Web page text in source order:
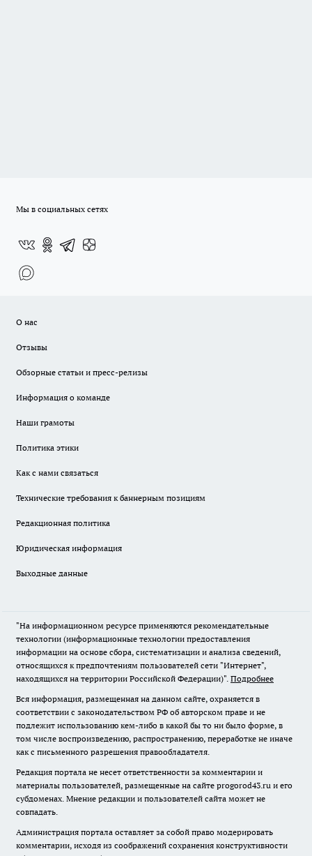
Мы в социальных сетях
О нас
Отзывы
Обзорные статьи и пресс-релизы
Информация о команде
Наши грамоты
Политика этики
Как с нами связаться
Технические требования к баннерным позициям
Редакционная политика
Юридическая информация
Выходные данные
"На информационном ресурсе применяются рекомендательные
технологии (информационные технологии предоставления
информации на основе сбора, систематизации и анализа сведений,
относящихся к предпочтениям пользователей сети "Интернет",
находящихся на территории Российской Федерации)". Подробнее
Вся информация, размещенная на данном сайте, охраняется в
соответствии с законодательством РФ об авторском праве и не
подлежит использованию кем-либо в какой бы то ни было форме, в
том числе воспроизведению, распространению, переработке не иначе
как с письменного разрешения правообладателя.
Редакция портала не несет ответственности за комментарии и
материалы пользователей, размещенные на сайте progorod43.ru и его
субдоменах. Мнение редакции и пользователей сайта может не
совпадать.
Администрация портала оставляет за собой право модерировать
комментарии, исходя из соображений сохранения конструктивности